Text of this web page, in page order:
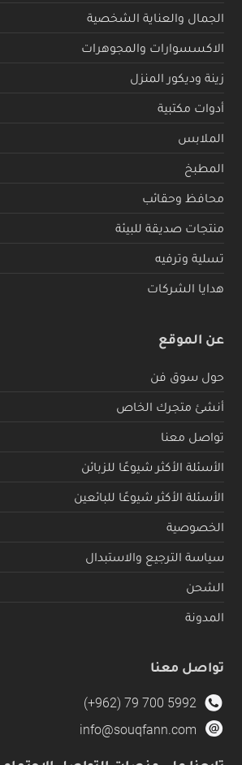
الجمال والعناية الشخصية
الاكسسوارات والمجوهرات
زينة وديكور المنزل
أدوات مكتبية
الملابس
المطبخ
محافظ وحقائب
منتجات صديقة للبيئة
تسلية وترفيه
هدايا الشركات
عن الموقع
حول سوق فن
أنشئ متجرك الخاص
تواصل معنا
الأسئلة الأكثر شيوعًا للزبائن
الأسئلة الأكثر شيوعًا للبائعين
الخصوصية
سياسة الترجيع والاستبدال
الشحن
المدونة
تواصل معنا
(+962) 79 700 5992
info@souqfann.com